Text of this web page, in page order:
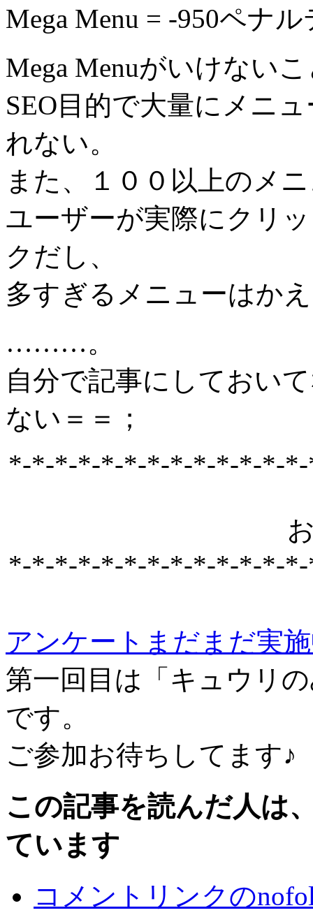
Mega Menu = -950ペナ
Mega Menuがいけない
SEO目的で大量にメニ
れない。
また、１００以上のメ
ユーザーが実際にクリ
クだし、
多すぎるメニューはか
………。
自分で記事にしておい
ない＝＝；
*-*-*-*-*-*-*-*-*-*-*-*-
*-*-*-*-*-*-*-*-*-*-*-*-
アンケートまだまだ実
第一回目は「キュウリ
です。
ご参加お待ちしてます♪
この記事を読んだ人は
ています
コメントリンクの